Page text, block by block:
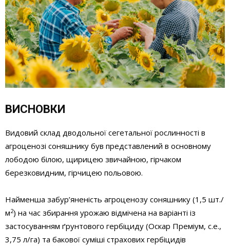
ВИСНОВКИ
Видовий склад дводольної сегетальної рослинності в
агроценозі соняшнику був представлений в основному
лободою білою, щирицею звичайною, гірчаком
березковидним, гірчицею польовою.
Найменша забур’яненість агроценозу соняшнику (1,5 шт./
м2) на час збирання урожаю відмічена на варіанті із
застосуванням ґрунтового гербіциду (Оскар Преміум, с.е.,
3,75 л/га) та бакової суміші страхових гербіцидів